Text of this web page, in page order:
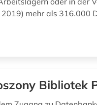
mehr als 316.000
Bibliotek